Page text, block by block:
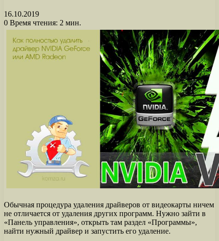
16.10.2019
0 Время чтения: 2 мин.
Обычная процедура удаления драйверов от видеокарты ничем
не отличается от удаления других программ. Нужно зайти в
«Панель управления», открыть там раздел «Программы»,
найти нужный драйвер и запустить его удаление.